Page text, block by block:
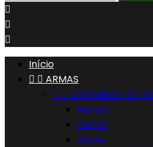



Início
  ARMAS
  CARABINAS DE AR
Norica
Gamo
Diana